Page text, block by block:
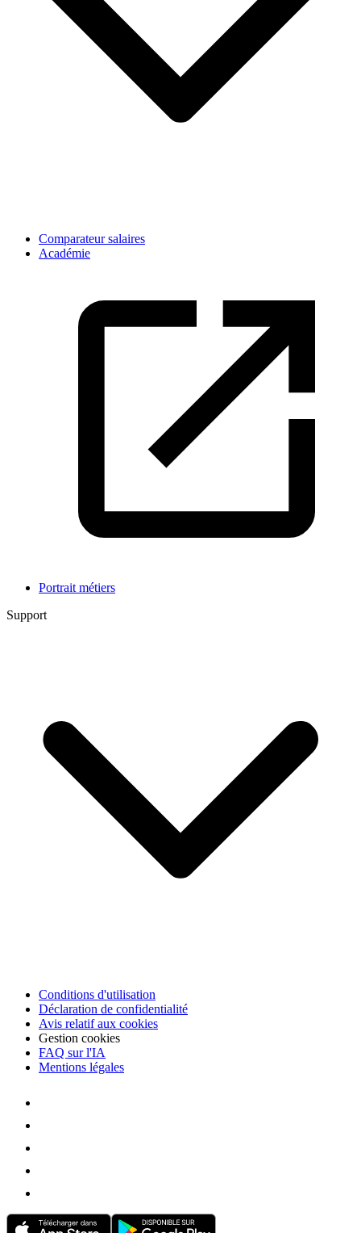
Comparateur salaires
Académie
Portrait métiers
Support
Conditions d'utilisation
Déclaration de confidentialité
Avis relatif aux cookies
Gestion cookies
FAQ sur l'IA
Mentions légales